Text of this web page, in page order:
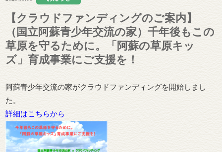
【クラウドファンディングのご案内】
（国立阿蘇青少年交流の家）千年後もこの
草原を守るために。「阿蘇の草原キッ
ズ」育成事業にご支援を！
阿蘇青少年交流の家がクラウドファンディングを開始しまし
た。
詳細はこちらから